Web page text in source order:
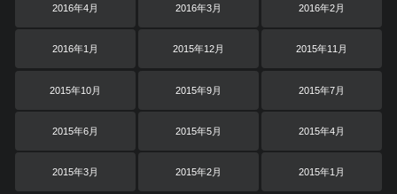
2016年4月 2016年3月 2016年2月
2016年1月 2015年12月 2015年11月
2015年10月 2015年9月 2015年7月
2015年6月 2015年5月 2015年4月
2015年3月 2015年2月 2015年1月